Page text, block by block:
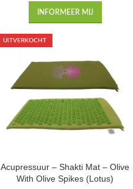
INFORMEER MIJ
UITVERKOCHT
Acupressuur – Shakti Mat – Olive
With Olive Spikes (Lotus)